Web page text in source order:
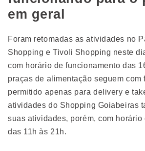
em geral
Foram retomadas as atividades no
Shopping e Tivoli Shopping neste
com horário de funcionamento das
praças de alimentação seguem com
permitido apenas para delivery e
atividades do Shopping Goiabeiras
suas atividades, porém, com horário
das 11h às 21h.